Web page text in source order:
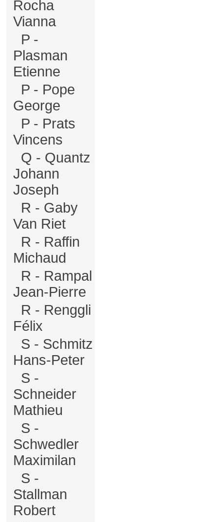
Rocha
Vianna
P -
Plasman
Etienne
P - Pope
George
P - Prats
Vincens
Q - Quantz
Johann
Joseph
R - Gaby
Van Riet
R - Raffin
Michaud
R - Rampal
Jean-Pierre
R - Renggli
Félix
S - Schmitz
Hans-Peter
S -
Schneider
Mathieu
S -
Schwedler
Maximilan
S -
Stallman
Robert